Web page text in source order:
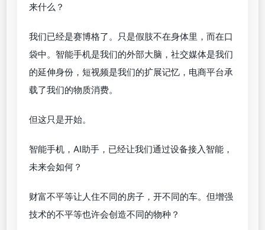
来什么？
我们已经是赛博格了。只是假肢不在身体里，而在口
袋中。智能手机是我们的外部大脑，社交媒体是我们
的延伸身份，短视频是我们的扩展记忆，电商平台承
载了我们的物质消费。
但这只是开始。
智能手机，AI助手，已经让我们通过设备接入智能，
未来会如何？
财富不平等让人住不同的房子，开不同的车。但增强
技术的不平等也许会创造不同的物种？